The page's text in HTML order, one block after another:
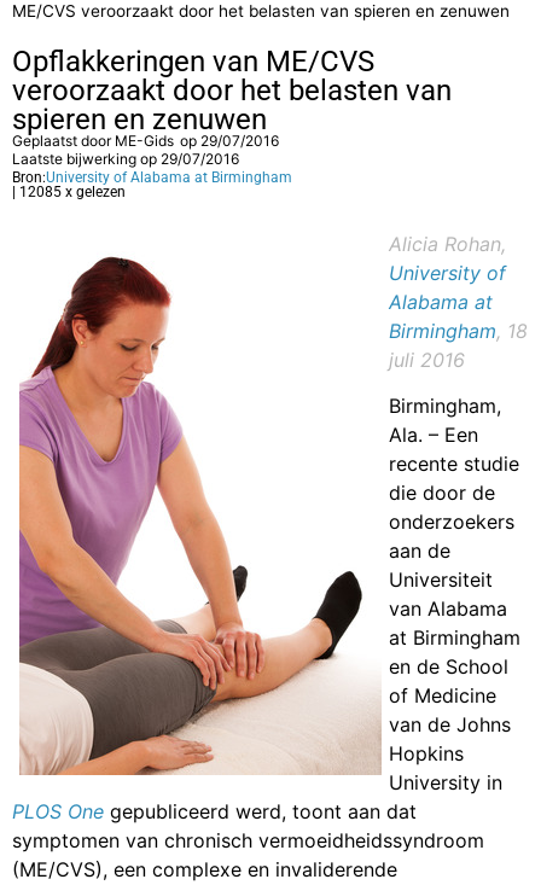
ME/CVS veroorzaakt door het belasten van spieren en zenuwen
Opflakkeringen van ME/CVS
veroorzaakt door het belasten van
spieren en zenuwen
Geplaatst door ME-Gids op 29/07/2016
Laatste bijwerking op 29/07/2016
Bron:University of Alabama at Birmingham
| 12085 x gelezen
Alicia Rohan,
University of
Alabama at
Birmingham, 18
juli 2016
Birmingham,
Ala. – Een
recente studie
die door de
onderzoekers
aan de
Universiteit
van Alabama
at Birmingham
en de School
of Medicine
van de Johns
Hopkins
University in
PLOS One gepubliceerd werd, toont aan dat
symptomen van chronisch vermoeidheidssyndroom
(ME/CVS), een complexe en invaliderende